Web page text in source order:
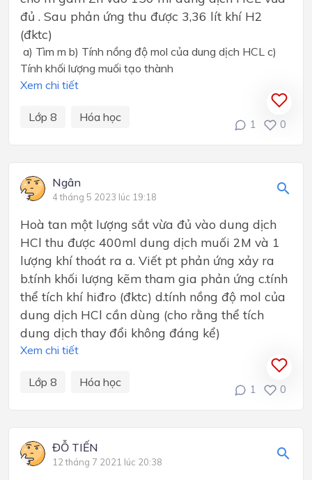
đủ . Sau phản ứng thu được 3,36 lít khí H2
(đktc)
a) Tìm m b) Tính nồng độ mol của dung dịch HCL c)
Tính khối lượng muối tạo thành
Xem chi tiết
Lớp 8 Hóa học
1 0
Ngân
4 tháng 5 2023 lúc 19:18
Hoà tan một lượng sắt vừa đủ vào dung dịch
HCl thu được 400ml dung dịch muối 2M và 1
lượng khí thoát ra a. Viết pt phản ứng xảy ra
b.tính khối lượng kẽm tham gia phản ứng c.tính
thể tích khí hiđro (đktc) d.tính nồng độ mol của
dung dịch HCl cần dùng (cho rằng thể tích
dung dịch thay đổi không đáng kể)
Xem chi tiết
Lớp 8 Hóa học
1 0
ĐỖ TIẾN
12 tháng 7 2021 lúc 20:38